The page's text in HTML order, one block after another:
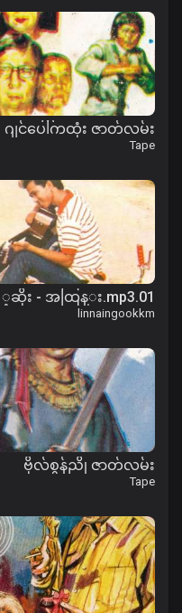
ဂျင်ပေါ်ကထုံး ဇာတ်လမ်း
Tape
01.ႏြဲ ့ဆိုး - အထြန္း.mp3
linnaingookkm
ဗိုလ်စွန်ညို ဇာတ်လမ်း
Tape